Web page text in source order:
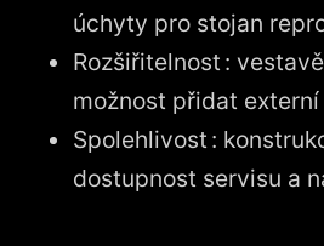
úchyty pro stojan
Rozšiřitelnost :
možnost přidat externí
Spolehlivost :
dostupnost servisu a